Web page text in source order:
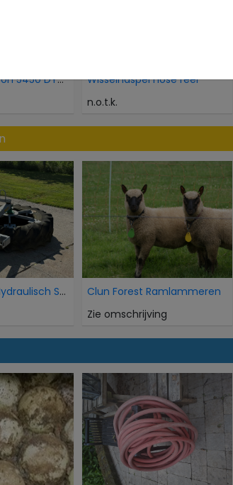
Massey Ferguson 5450 DYNA-4
Wisselhaspel hose reel
n.o.t.k.
AP Voorband Hydraulisch Schuif Kuilvoer voer aansc
Clun Forest Ramlammeren
Zie omschrijving